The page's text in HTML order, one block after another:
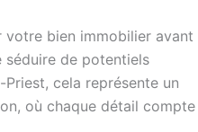
votre bien immobilier avant
séduire de potentiels
cela représente un
où chaque détail compte